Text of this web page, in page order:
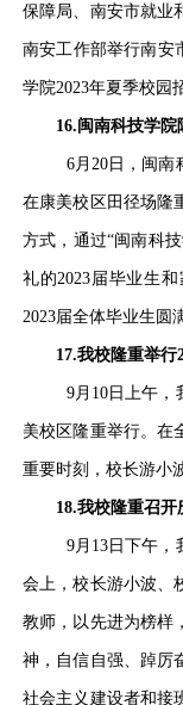
保障局、南安市就业
南安工作部举行南安
学院2023年夏季校园
16.闽南科技学
6月20日，闽南
在康美校区田径场隆
方式，通过“闽南科
礼的2023届毕业生
2023届全体毕业生圆
17.我校隆重举
9月10日上午，
美校区隆重举行。在
重要时刻，校长游小
18.我校隆重召开
9月13日下午，
会上，校长游小波
教师，以先进为榜样
神，自信自强、踔厉
社会主义建设者和接